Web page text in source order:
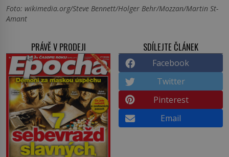
Foto: wikimedia.org/Steve Bennett/Holger Behr/Mozzan/Martin St-
Amant
PRÁVĚ V PRODEJI SDÍLEJTE ČLÁNEK
Facebook
Twitter
Pinterest
Email